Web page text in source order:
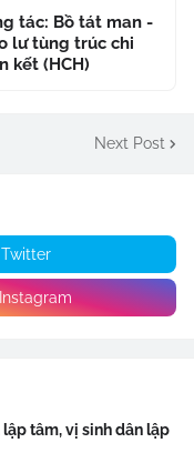
tác: Bồ tát man -
lư tùng trúc chi
kết (HCH)
Next Post
Twitter
tâm, vị sinh dân lập